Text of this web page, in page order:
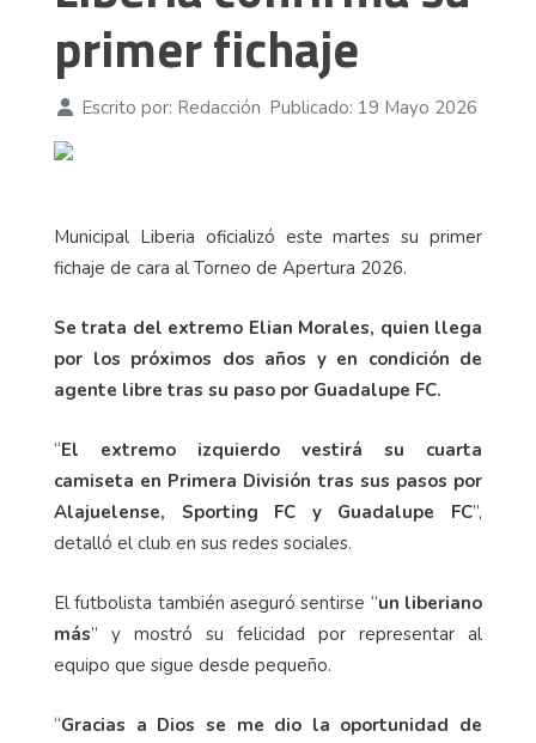
primer fichaje
Escrito por: Redacción Publicado: 19 Mayo 2026
Municipal Liberia oficializó este martes su primer
fichaje de cara al Torneo de Apertura 2026.
Se trata del extremo Elian Morales, quien llega
por los próximos dos años y en condición de
agente libre tras su paso por Guadalupe FC.
“El extremo izquierdo vestirá su cuarta
camiseta en Primera División tras sus pasos por
Alajuelense, Sporting FC y Guadalupe FC”,
detalló el club en sus redes sociales.
El futbolista también aseguró sentirse “un liberiano
más” y mostró su felicidad por representar al
equipo que sigue desde pequeño.
“Gracias a Dios se me dio la oportunidad de